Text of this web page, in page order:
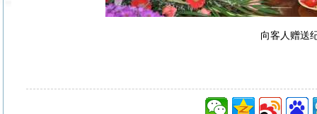
向客人赠送